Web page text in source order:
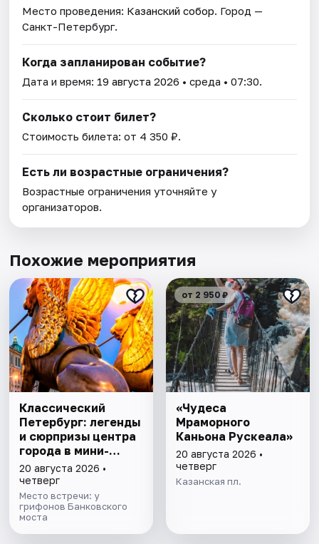
Место проведения: Казанский собор. Город —
Санкт-Петербург.
Когда запланирован событие?
Дата и время: 19 августа 2026 • среда • 07:30.
Сколько стоит билет?
Стоимость билета: от 4 350 ₽.
Есть ли возрастные ограничения?
Возрастные ограничения уточняйте у
организаторов.
Похожие мероприятия
Классический
Петербург: легенды
и сюрпризы центра
города в мини-
группе
20 августа 2026 •
четверг
Место встречи: у
грифонов Банковского
моста
от 2 950 ₽
«Чудеса
Мраморного
Каньона Рускеала»
20 августа 2026 •
четверг
Казанская пл.